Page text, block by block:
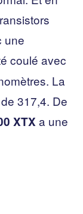
une
coulé avec
La
317,4. De
XTXa une